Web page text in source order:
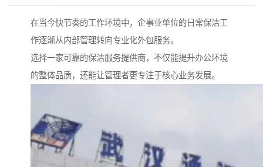
在当今快节奏的工作环境中，企事业单位的日常保洁工
作逐渐从内部管理转向专业化外包服务。
选择一家可靠的保洁服务提供商，不仅能提升办公环境
的整体品质，还能让管理者更专注于核心业务发展。